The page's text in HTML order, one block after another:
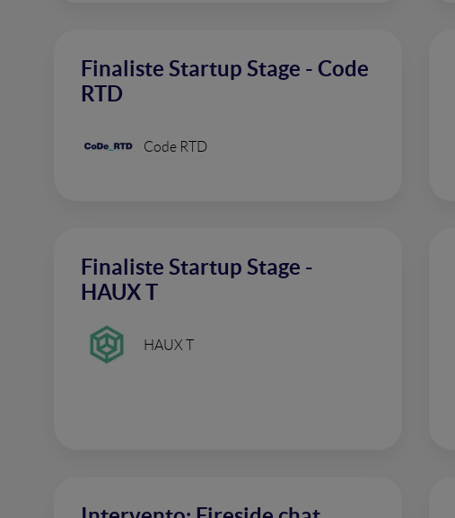
Finaliste Startup Stage - Code
RTD
Code RTD
Finaliste Startup Stage -
HAUX T
HAUX T